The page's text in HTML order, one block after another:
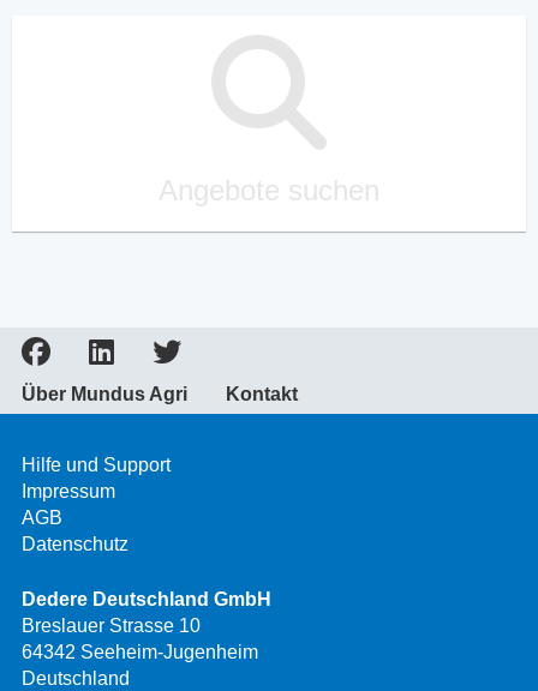
Angebote suchen
Über Mundus Agri Kontakt
Hilfe und Support
Impressum
AGB
Datenschutz
Dedere Deutschland GmbH
Breslauer Strasse 10
64342 Seeheim-Jugenheim
Deutschland